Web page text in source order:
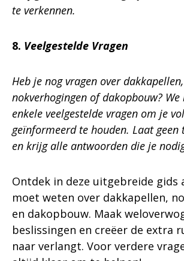
te verkennen.
8. Veelgestelde Vragen
Heb je nog vragen over dakkapellen,
nokverhogingen of dakopbouw?
enkele veelgestelde vragen om je
geïnformeerd te houden. Laat
en krijg alle antwoorden die je
Ontdek in deze uitgebreide gids
moet weten over dakkapellen,
en dakopbouw. Maak
beslissingen en creëer de extra
naar verlangt. Voor verdere